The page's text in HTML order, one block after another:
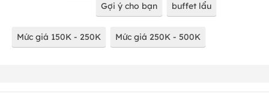
Gợi ý cho bạn buffet lẩu
Mức giá 150K - 250K Mức giá 250K - 500K